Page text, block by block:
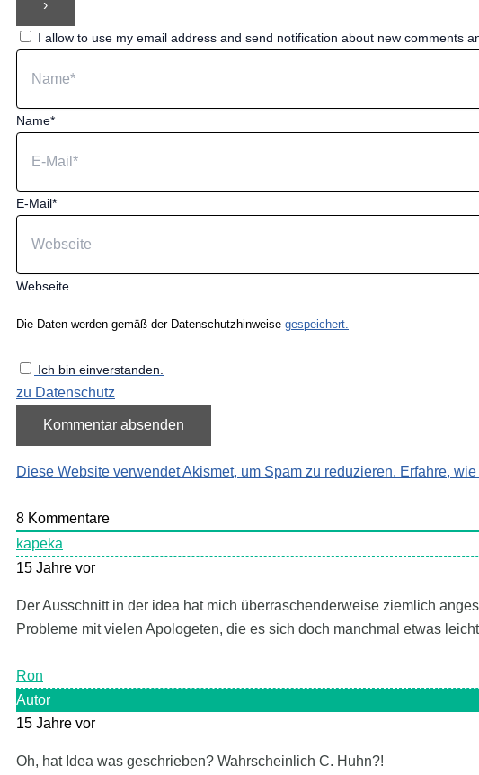
I allow to use my email address and send notification about new comments
Name*
E-Mail*
Webseite
Die Daten werden gemäß der Datenschutzhinweise gespeichert.
Ich bin einverstanden.
zu Datenschutz
Diese Website verwendet Akismet, um Spam zu reduzieren. Erfahre,
8 Kommentare
kapeka
15 Jahre vor
Der Ausschnitt in der idea hat mich überraschenderweise ziemlich
Probleme mit vielen Apologeten, die es sich doch manchmal etwas
Ron
Autor
15 Jahre vor
Oh, hat Idea was geschrieben? Wahrscheinlich C. Huhn?!